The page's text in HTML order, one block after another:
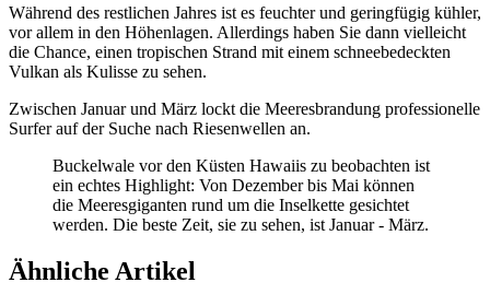
Während des restlichen Jahres ist es feuchter und geringfügig kühler,
vor allem in den Höhenlagen. Allerdings haben Sie dann vielleicht
die Chance, einen tropischen Strand mit einem schneebedeckten
Vulkan als Kulisse zu sehen.
Zwischen Januar und März lockt die Meeresbrandung professionelle
Surfer auf der Suche nach Riesenwellen an.
Buckelwale vor den Küsten Hawaiis zu beobachten ist
ein echtes Highlight: Von Dezember bis Mai können
die Meeresgiganten rund um die Inselkette gesichtet
werden. Die beste Zeit, sie zu sehen, ist Januar - März.
Ähnliche Artikel